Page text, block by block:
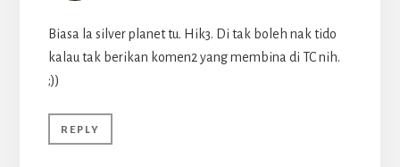
Biasa la silver planet tu. Hik3. Di tak boleh nak tido
kalau tak berikan komen2 yang membina di TC nih.
;))
REPLY